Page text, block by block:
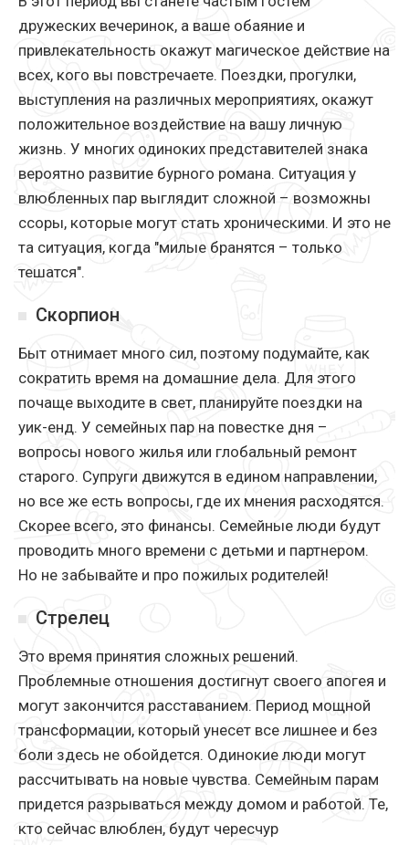
дружеских вечеринок, а ваше обаяние и
привлекательность окажут магическое действие на
всех, кого вы повстречаете. Поездки, прогулки,
выступления на различных мероприятиях, окажут
положительное воздействие на вашу личную
жизнь. У многих одиноких представителей знака
вероятно развитие бурного романа. Ситуация у
влюбленных пар выглядит сложной – возможны
ссоры, которые могут стать хроническими. И это не
та ситуация, когда "милые бранятся – только
тешатся".
Скорпион
Быт отнимает много сил, поэтому подумайте, как
сократить время на домашние дела. Для этого
почаще выходите в свет, планируйте поездки на
уик-енд. У семейных пар на повестке дня –
вопросы нового жилья или глобальный ремонт
старого. Супруги движутся в едином направлении,
но все же есть вопросы, где их мнения расходятся.
Скорее всего, это финансы. Семейные люди будут
проводить много времени с детьми и партнером.
Но не забывайте и про пожилых родителей!
Стрелец
Это время принятия сложных решений.
Проблемные отношения достигнут своего апогея и
могут закончится расставанием. Период мощной
трансформации, который унесет все лишнее и без
боли здесь не обойдется. Одинокие люди могут
рассчитывать на новые чувства. Семейным парам
придется разрываться между домом и работой. Те,
кто сейчас влюблен, будут чересчур